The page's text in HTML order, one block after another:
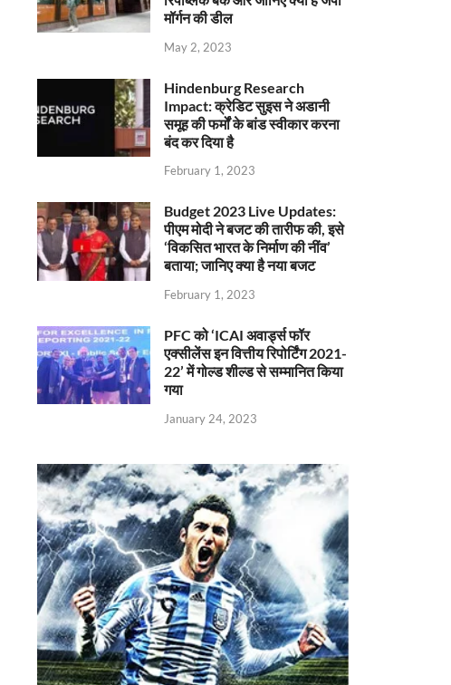
मॉर्गन की डील
May 2, 2023
Hindenburg Research
Impact: क्रेडिट सुइस ने अडानी
समूह की फर्मों के बांड स्वीकार करना
बंद कर दिया है
February 1, 2023
Budget 2023 Live Updates:
पीएम मोदी ने बजट की तारीफ की, इसे
‘विकसित भारत के निर्माण की नींव’
बताया; जानिए क्या है नया बजट
February 1, 2023
PFC को ‘ICAI अवार्ड्स फॉर
एक्सीलेंस इन वित्तीय रिपोर्टिंग 2021-
22’ में गोल्ड शील्ड से सम्मानित किया
गया
January 24, 2023